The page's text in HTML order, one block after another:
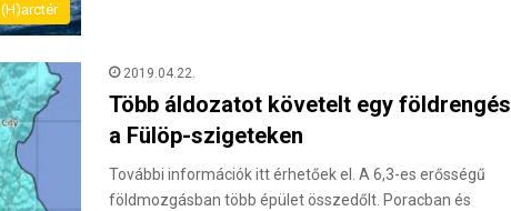
(H)arctér
2019.04.22.
Több áldozatot követelt egy földrengés
a Fülöp-szigeteken
További információk itt érhetőek el. A 6,3-es erősségű
földmozgásban több épület összedőlt. Poracban és